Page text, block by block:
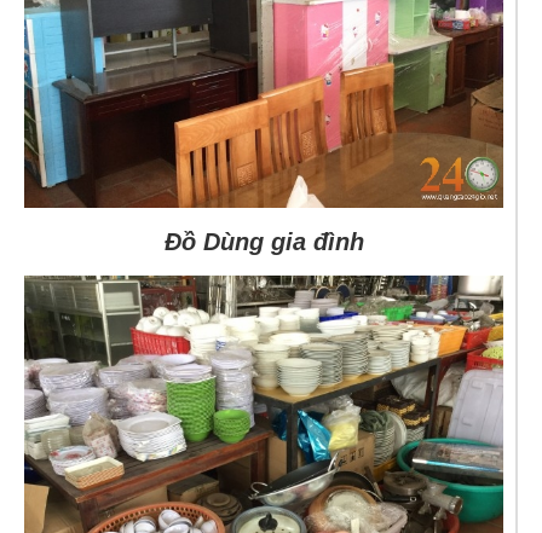
Đồ Dùng gia đình